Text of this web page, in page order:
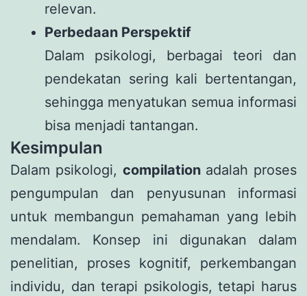
relevan.
Perbedaan Perspektif
Dalam psikologi, berbagai teori dan
pendekatan sering kali bertentangan,
sehingga menyatukan semua informasi
bisa menjadi tantangan.
Kesimpulan
Dalam psikologi, compilationadalah proses
pengumpulan dan penyusunan informasi
untuk membangun pemahaman yang lebih
mendalam. Konsep ini digunakan dalam
penelitian, proses kognitif, perkembangan
individu, dan terapi psikologis, tetapi harus